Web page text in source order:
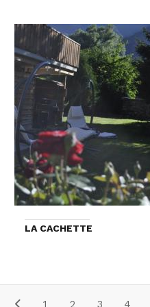
LA CACHETTE
1 2 3 4